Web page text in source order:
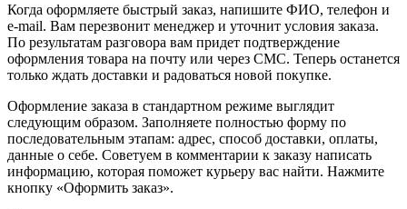
Когда оформляете быстрый заказ, напишите ФИО, телефон и
e-mail. Вам перезвонит менеджер и уточнит условия заказа.
По результатам разговора вам придет подтверждение
оформления товара на почту или через СМС. Теперь останется
только ждать доставки и радоваться новой покупке.
Оформление заказа в стандартном режиме выглядит
следующим образом. Заполняете полностью форму по
последовательным этапам: адрес, способ доставки, оплаты,
данные о себе. Советуем в комментарии к заказу написать
информацию, которая поможет курьеру вас найти. Нажмите
кнопку «Оформить заказ».